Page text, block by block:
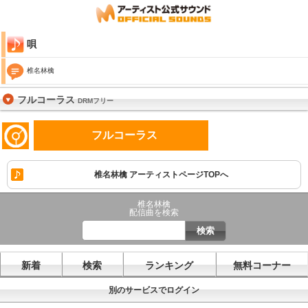
唄
椎名林檎
フルコーラスDRMフリー
フルコーラス
椎名林檎 アーティストページTOPへ
椎名林檎
配信曲を検索
新着 検索 ランキング 無料コーナー
別のサービスでログイン